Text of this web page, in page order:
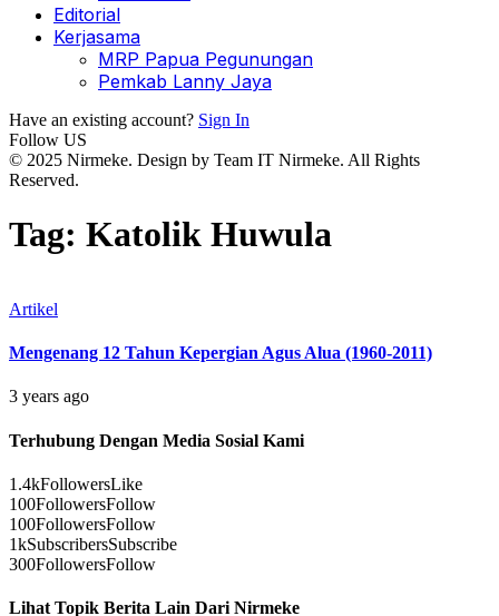
Editorial
Kerjasama
MRP Papua Pegunungan
Pemkab Lanny Jaya
Have an existing account? Sign In
Follow US
© 2025 Nirmeke. Design by Team IT Nirmeke. All Rights
Reserved.
Tag: Katolik Huwula
Artikel
Mengenang 12 Tahun Kepergian Agus Alua (1960-2011)
3 years ago
Terhubung Dengan Media Sosial Kami
1.4kFollowersLike
100FollowersFollow
100FollowersFollow
1kSubscribersSubscribe
300FollowersFollow
Lihat Topik Berita Lain Dari Nirmeke